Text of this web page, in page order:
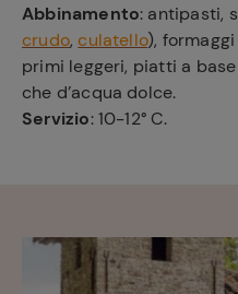
Abbinamento: antipasti,
crudo, culatello),
primi leggeri, piatti a
che d’acqua dolce.
Servizio: 10-12° C.